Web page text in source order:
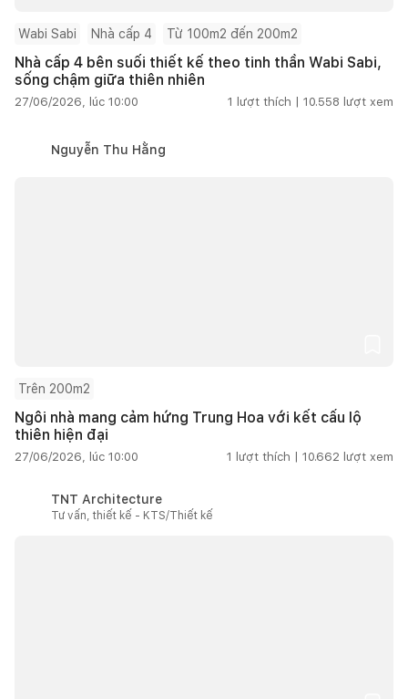
Wabi Sabi Nhà cấp 4 Từ 100m2 đến 200m2
Nhà cấp 4 bên suối thiết kế theo tinh thần Wabi Sabi,
sống chậm giữa thiên nhiên
27/06/2026, lúc 10:00 1 lượt thích | 10.558 lượt xem
Nguyễn Thu Hằng
Trên 200m2
Ngôi nhà mang cảm hứng Trung Hoa với kết cấu lộ
thiên hiện đại
27/06/2026, lúc 10:00 1 lượt thích | 10.662 lượt xem
TNT Architecture
Tư vấn, thiết kế - KTS/Thiết kế